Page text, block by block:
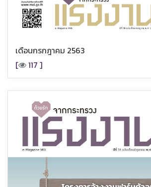
เดือนกรกฎาคม 2563
[
117 ]